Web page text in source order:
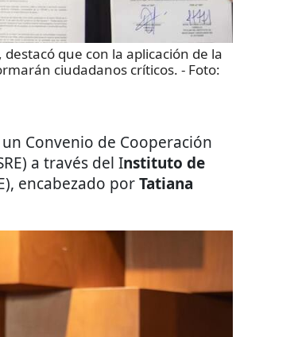
que con la aplicación de la
ciudadanos críticos. - Foto:
Convenio de Cooperación
a través del Instituto de
encabezado porTatiana